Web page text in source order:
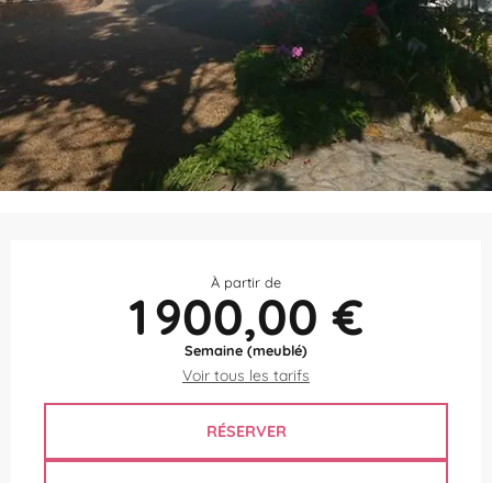
À partir de
1 900,00 €
Semaine (meublé)
Voir tous les tarifs
RÉSERVER